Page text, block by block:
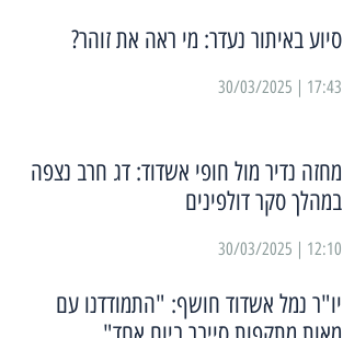
סיוע באיתור נעדר: מי ראה את זוהר?
17:43 | 30/03/2025
מחזה נדיר מול חופי אשדוד: דג חרב נצפה
במהלך סקר דולפינים
12:10 | 30/03/2025
יו"ר נמל אשדוד חושף: "התמודדנו עם